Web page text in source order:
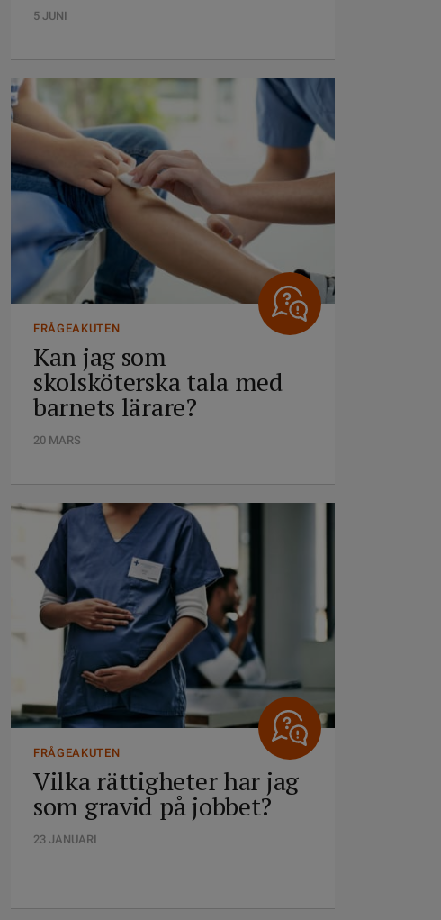
5 JUNI
FRÅGEAKUTEN
Kan jag som
skolsköterska tala med
barnets lärare?
20 MARS
FRÅGEAKUTEN
Vilka rättigheter har jag
som gravid på jobbet?
23 JANUARI